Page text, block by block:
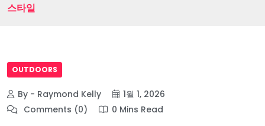
스타일
OUTDOORS
By - Raymond Kelly
1월 1, 2026
Comments (0)
0 Mins Read